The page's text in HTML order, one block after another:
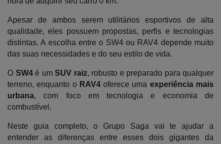
Apesar de ambos serem utilitários esportivos de alta
qualidade, eles possuem propostas, perfis e tecnologias
distintas. A escolha entre o SW4 ou RAV4 depende muito
das suas necessidades e do seu estilo de vida.
O SW4 é um SUV raiz, robusto e preparado para qualquer
terreno, enquanto o RAV4 oferece uma experiência mais
urbana, com foco em tecnologia e economia de
combustível.
Neste guia completo, o Grupo Saga vai te ajudar a
entender as diferenças entre esses dois gigantes da